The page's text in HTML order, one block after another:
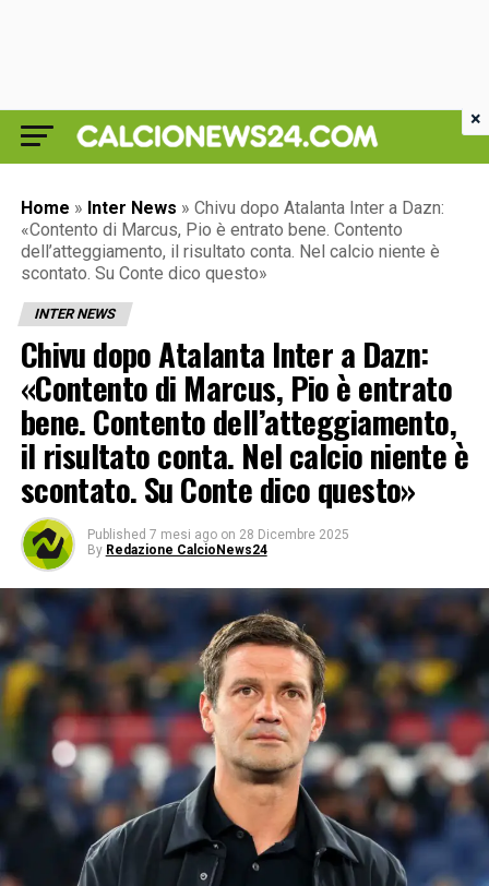
Home » Inter News » Chivu dopo Atalanta Inter a Dazn:
«Contento di Marcus, Pio è entrato bene. Contento
dell’atteggiamento, il risultato conta. Nel calcio niente è
scontato. Su Conte dico questo»
INTER NEWS
Chivu dopo Atalanta Inter a Dazn:
«Contento di Marcus, Pio è entrato
bene. Contento dell’atteggiamento,
il risultato conta. Nel calcio niente è
scontato. Su Conte dico questo»
Published 7 mesi ago on 28 Dicembre 2025
By Redazione CalcioNews24
×